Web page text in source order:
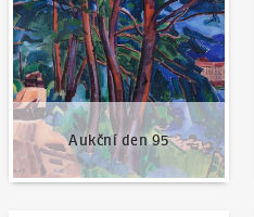
Aukční den 95